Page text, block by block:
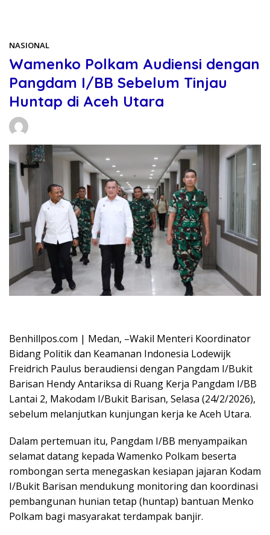
NASIONAL
Wamenko Polkam Audiensi dengan
Pangdam I/BB Sebelum Tinjau
Huntap di Aceh Utara
Benhillpos.com | Medan, –Wakil Menteri Koordinator
Bidang Politik dan Keamanan Indonesia Lodewijk
Freidrich Paulus beraudiensi dengan Pangdam I/Bukit
Barisan Hendy Antariksa di Ruang Kerja Pangdam I/BB
Lantai 2, Makodam I/Bukit Barisan, Selasa (24/2/2026),
sebelum melanjutkan kunjungan kerja ke Aceh Utara.
Dalam pertemuan itu, Pangdam I/BB menyampaikan
selamat datang kepada Wamenko Polkam beserta
rombongan serta menegaskan kesiapan jajaran Kodam
I/Bukit Barisan mendukung monitoring dan koordinasi
pembangunan hunian tetap (huntap) bantuan Menko
Polkam bagi masyarakat terdampak banjir.